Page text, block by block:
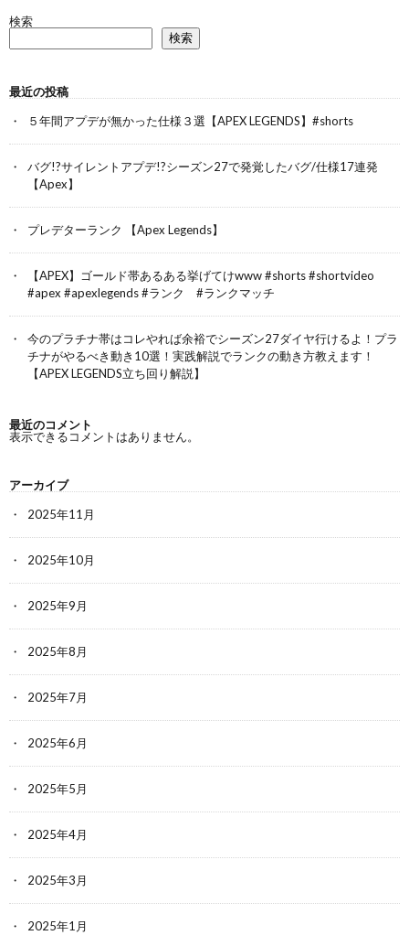
検索
検索
最近の投稿
５年間アプデが無かった仕様３選【APEX LEGENDS】#shorts
バグ!?サイレントアプデ!?シーズン27で発覚したバグ/仕様17連発
【Apex】
プレデターランク 【Apex Legends】
【APEX】ゴールド帯あるある挙げてけwww #shorts #shortvideo
#apex #apexlegends #ランク #ランクマッチ
今のプラチナ帯はコレやれば余裕でシーズン27ダイヤ行けるよ！プラ
チナがやるべき動き10選！実践解説でランクの動き方教えます！
【APEX LEGENDS立ち回り解説】
最近のコメント
表示できるコメントはありません。
アーカイブ
2025年11月
2025年10月
2025年9月
2025年8月
2025年7月
2025年6月
2025年5月
2025年4月
2025年3月
2025年1月